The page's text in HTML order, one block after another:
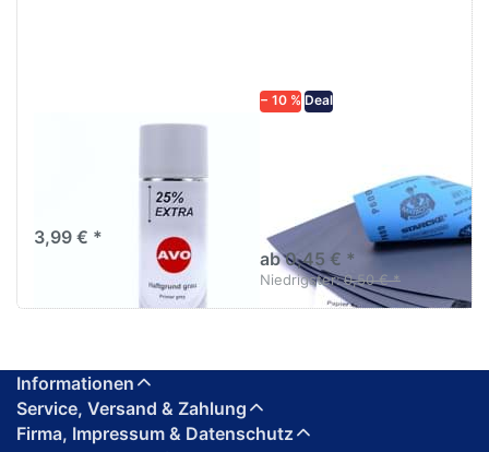
3,99 € *
− 10 % Deal
diversen Körnungen
Nass-Schleifpapier zur nass
und trocken anwendung
ab 0,45 € *
Niedrigster:0,50 € *
Informationen
Service, Versand & Zahlung
Firma, Impressum & Datenschutz